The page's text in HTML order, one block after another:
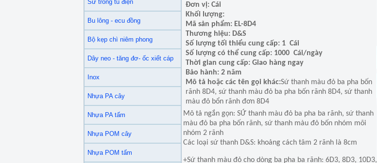
Sứ trong tủ điện
Bu lông - ecu đồng
Bộ kẹp chì niêm phong
Dây neo - tăng đơ- ốc xiết cáp
Inox
Nhựa PA cây
Nhựa PA tấm
Nhựa POM cây
Nhựa POM tấm
Đơn vị: Cái
Khối lượng:
Mã sản phẩm: EL-8D4
Thương hiệu: D&S
Số lượng tối thiểu cung cấp: 1 Cái
Số lượng có thể cung cấp: 1000 Cái/ngày
Thời gian cung cấp: Giao hàng ngay
Bảo hành: 2 năm
Mô tả hoặc các tên gọi khác:Sứ thanh màu đỏ ba pha bốn
rãnh 8D4, sứ thanh màu đỏ ba pha bốn rãnh 8D4, sứ thanh
màu đỏ bổn rãnh đơn 8D4
Mô tả ngắn gọn: SỨ thanh màu đỏ ba pha ba rãnh, sứ thanh
màu đỏ ba pha bốn rãnh, sứ thanh màu đỏ bốn nhóm mõi
nhóm 2 rãnh
Các loại sứ thanh D&S: khoảng cách tâm 2 rãnh là 8cm
+Sứ thanh màu đỏ cho dòng ba pha ba rãnh: 6D3, 8D3, 10D3,